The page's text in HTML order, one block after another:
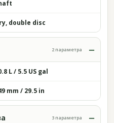
double disc
2 параметра
L / 5.5 US gal
mm / 29.5 in
3 параметра